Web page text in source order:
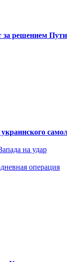
за решением
на удар
операция